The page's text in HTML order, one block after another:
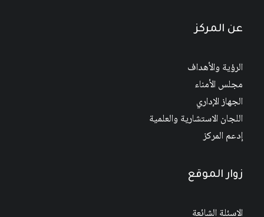
عن المركز
الرؤية والأهداف
مجلس الأمناء
الجهاز الإداري
اللجان الاستشارية والعلمية
إدعم المركز
زوار الموقع